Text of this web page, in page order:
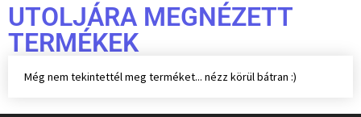
UTOLJÁRA MEGNÉZETT
TERMÉKEK
Még nem tekintettél meg terméket... nézz körül bátran :)